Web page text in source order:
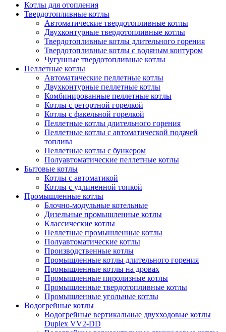
Котлы для отопления
Твердотопливные котлы
Автоматические твердотопливные котлы
Двухконтурные твердотопливные котлы
Твердотопливные котлы длительного горения
Твердотопливные котлы с водяным контуром
Чугунные твердотопливные котлы
Пеллетные котлы
Автоматические пеллетные котлы
Двухконтурные пеллетные котлы
Комбинированные пеллетные котлы
Котлы с ретортной горелкой
Котлы с факельной горелкой
Пеллетные котлы длительного горения
Пеллетные котлы с автоматической подачей
топлива
Пеллетные котлы с бункером
Полуавтоматические пеллетные котлы
Бытовые котлы
Котлы с автоматикой
Котлы с удлиненной топкой
Промышленные котлы
Блочно-модульные котельные
Дизельные промышленные котлы
Классические котлы
Пеллетные промышленные котлы
Полуавтоматические котлы
Производственные котлы
Промышленные котлы длительного горения
Промышленные котлы на дровах
Промышленные пиролизные котлы
Промышленные твердотопливные котлы
Промышленные угольные котлы
Водогрейные котлы
Водогрейные вертикальные двухходовые котлы
Duplex VV2-DD